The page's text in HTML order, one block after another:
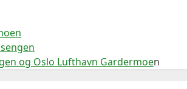
og Oslo Lufthavn Gardermoen